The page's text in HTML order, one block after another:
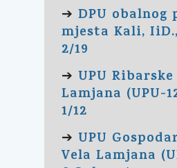
➔ DPU obalnog
mjesta Kali,
2/19
➔ UPU
Lamjana (UPU-
1/12
➔ UPU
Vela Lamjana